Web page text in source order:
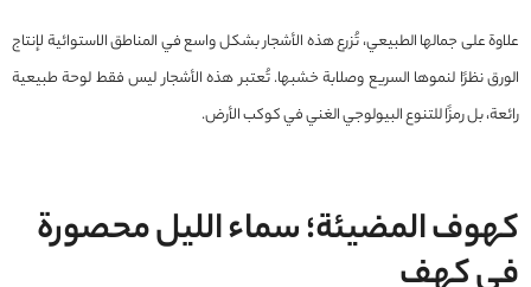
علاوة على جمالها الطبيعي، تُزرع هذه الأشجار بشكل واسع في المناطق الاستوائية لإنتاج
الورق نظرًا لنموها السريع وصلابة خشبها. تُعتبر هذه الأشجار ليس فقط لوحة طبيعية
رائعة، بل رمزًا للتنوع البيولوجي الغني في كوكب الأرض.
كهوف المضيئة؛ سماء الليل محصورة